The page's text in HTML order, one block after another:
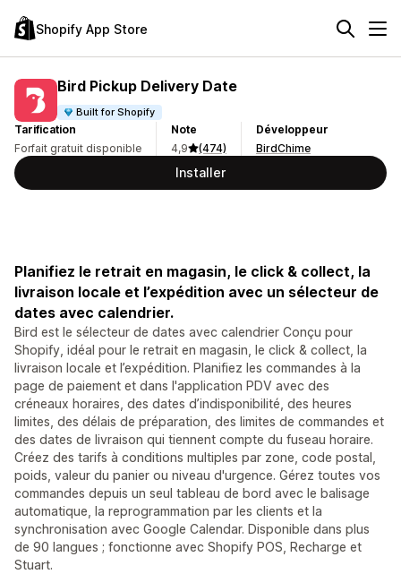
Shopify App Store
Bird Pickup Delivery Date
Built for Shopify
Tarification
Forfait gratuit disponible
Note
4,9
(474)
Développeur
BirdChime
Installer
Planifiez le retrait en magasin, le click & collect, la
livraison locale et l’expédition avec un sélecteur de
dates avec calendrier.
Bird est le sélecteur de dates avec calendrier Conçu pour
Shopify, idéal pour le retrait en magasin, le click & collect, la
livraison locale et l’expédition. Planifiez les commandes à la
page de paiement et dans l'application PDV avec des
créneaux horaires, des dates d’indisponibilité, des heures
limites, des délais de préparation, des limites de commandes et
des dates de livraison qui tiennent compte du fuseau horaire.
Créez des tarifs à conditions multiples par zone, code postal,
poids, valeur du panier ou niveau d'urgence. Gérez toutes vos
commandes depuis un seul tableau de bord avec le balisage
automatique, la reprogrammation par les clients et la
synchronisation avec Google Calendar. Disponible dans plus
de 90 langues ; fonctionne avec Shopify POS, Recharge et
Stuart.